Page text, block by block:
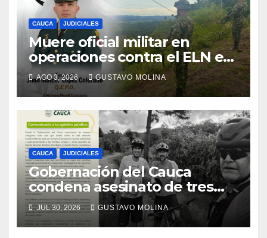
CAUCA JUDICIALES
Muere oficial militar en
operaciones contra el ELN en
el sur del Cauca
AGO 3, 2026 GUSTAVO MOLINA
CAUCA JUDICIALES
Gobernación del Cauca
condena asesinato de tres
ciudadanos y exige medidas
urgentes al Gobierno
Nacional
JUL 30, 2026 GUSTAVO MOLINA